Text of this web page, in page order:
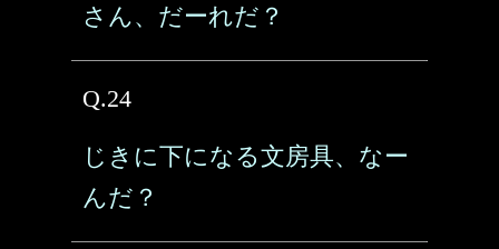
さん、だーれだ？
Q.24
じきに下になる文房具、なー
んだ？